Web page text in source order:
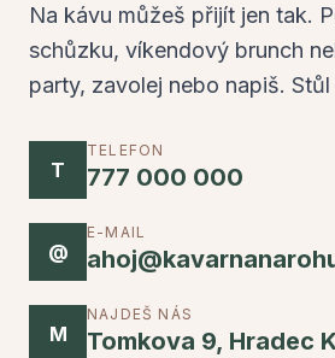
Na kávu můžeš přijít jen tak.
schůzku, víkendový brunch
party, zavolej nebo napiš.
T
TELEFON
777 000 000
@
E-MAIL
M
NAJDEŠ NÁS
Tomkova 9, Hradec